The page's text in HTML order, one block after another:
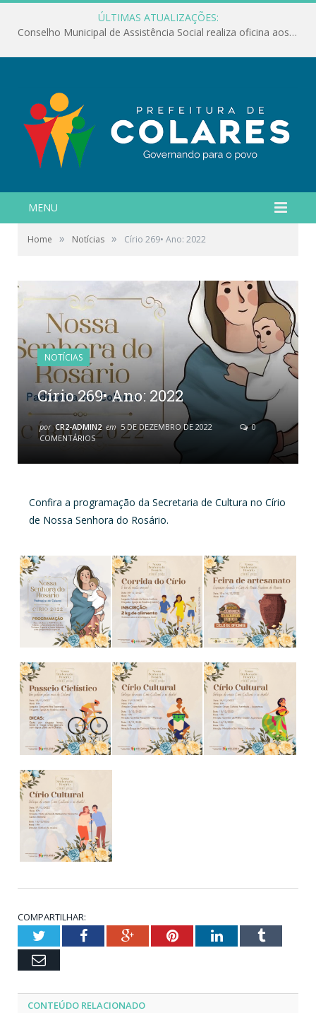
ÚLTIMAS ATUALIZAÇÕES:
Conselho Municipal de Assistência Social realiza oficina aos servidores
MENU
Home » Notícias » Círio 269• Ano: 2022
NOTÍCIAS
Círio 269• Ano: 2022
por CR2-ADMIN2 em 5 DE DEZEMBRO DE 2022
0
COMENTÁRIOS
Confira a programação da Secretaria de Cultura no Círio
de Nossa Senhora do Rosário.
COMPARTILHAR:
TwitterFacebookGoogle+PinterestLinkedInTumblr
Email
CONTEÚDO RELACIONADO